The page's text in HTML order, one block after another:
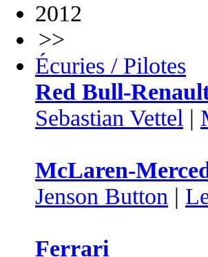
2012
>>
Écuries / Pilotes
Red Bull-
Sebastian Vettel |
McLaren-
Jenson Button |
Ferrari